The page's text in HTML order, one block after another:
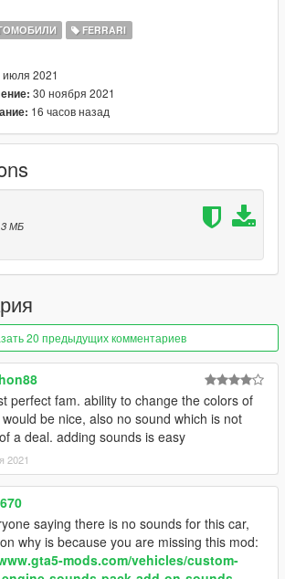
updatex64/dlcpacks"
from
common/data" to your desktop with
text editor, add the following line to the
again to the path mentioned above using
to spawn the car
f8spider
got any problem, no known errors were
FERRARI
июля 2021
30 ноября 2021
16 часов назад
МБ
20 предыдущих комментариев
perfect fam. ability to change the colors of
be nice, also no sound which is not
a deal. adding sounds is easy
2021
saying there is no sounds for this car,
why is because you are missing this mod:
mods.com/vehicles/custom-